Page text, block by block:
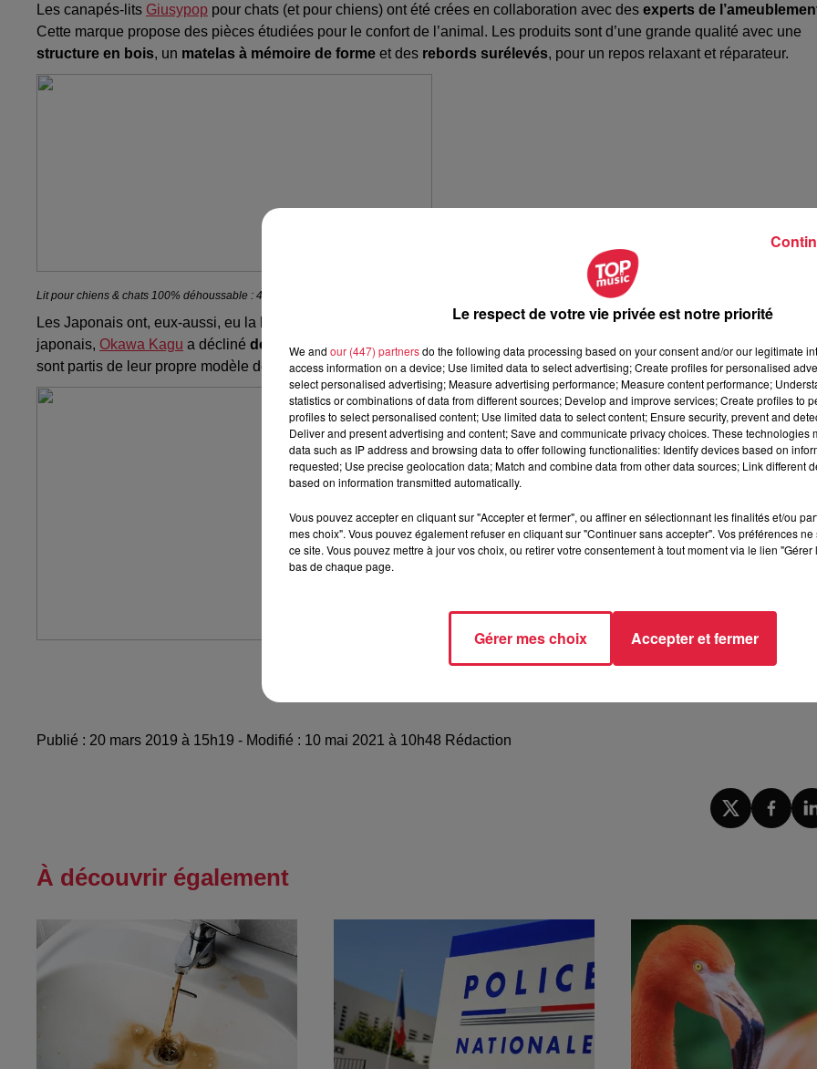
Les canapés-lits Giusypop pour chats (et pour chiens) ont été crées en collaboration avec des experts de
Cette marque propose des pièces étudiées pour le confort de l’animal. Les produits sont d’une grande qualité avec une
structure en bois, un matelas à mémoire de forme et des rebords surélevés, pour un repos relaxant et réparateur.
Lit pour chiens & chats 100% déhoussable : 428 €
Les Japonais ont, eux-aussi, eu la bonne idée de se lancer sur ce marché très porteur. L’association de designers
japonais, Okawa Kagu a décliné des lignes de meubles
et les a conçu en version miniature pour les chats. Les designers
sont partis de leur propre modèle de lit ou de canapé pour les réaliser en format mini.
Publié : 20 mars 2019 à 15h19 - Modifié : 10 mai 2021 à 10h48 Rédaction
À découvrir également
Le respect de votre vie privée est notre priorité
We and our (447) partnersdo the following data processing based on your consent and/or our legitimate
access information on a device; Use limited data to select advertising; Create profiles for personalised
select personalised advertising; Measure advertising performance; Measure content performance;
statistics or combinations of data from different sources; Develop and improve services; Create profiles to
profiles to select personalised content; Use limited data to select content; Ensure security, prevent and
Deliver and present advertising and content; Save and communicate privacy choices. These technologies
data such as IP address and browsing data to offer following functionalities: Identify devices based on
requested; Use precise geolocation data; Match and combine data from other data sources; Link different
based on information transmitted automatically.
Vous pouvez accepter en cliquant sur "Accepter et fermer", ou affiner en sélectionnant les finalités et/ou
mes choix". Vous pouvez également refuser en cliquant sur "Continuer sans accepter". Vos préférences
ce site. Vous pouvez mettre à jour vos choix, ou retirer votre consentement à tout moment via le lien
bas de chaque page.
Gérer mes choix Accepter et fermer